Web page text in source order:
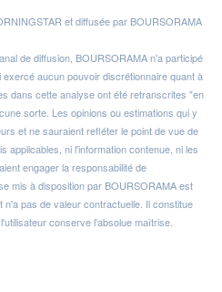
et diffusée par BOURSORAMA
de diffusion, BOURSORAMA n'a participé
aucun pouvoir discrétionnaire quant à
dans cette analyse ont été retranscrites "en
sorte. Les opinions ou estimations qui y
et ne sauraient refléter le point de vue de
applicables, ni l'information contenue, ni les
engager la responsabilité de
mis à disposition par BOURSORAMA est
n'a pas de valeur contractuelle. Il constitue
conserve l'absolue maîtrise.